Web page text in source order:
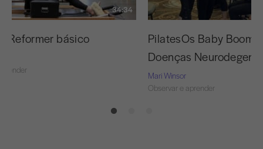
34:34
Reformer básico
PilatesOs Baby
Doenças
Mari Winsor
Observar e aprender